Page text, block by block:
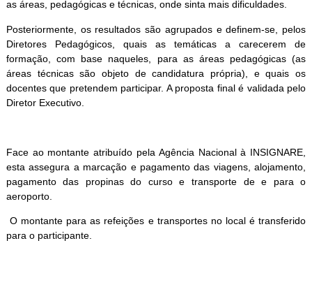
as áreas, pedagógicas e técnicas, onde sinta mais dificuldades.
Posteriormente, os resultados são agrupados e definem-se, pelos
Diretores Pedagógicos, quais as temáticas a carecerem de
formação, com base naqueles, para as áreas pedagógicas (as
áreas técnicas são objeto de candidatura própria), e quais os
docentes que pretendem participar. A proposta final é validada pelo
Diretor Executivo.
Face ao montante atribuído pela Agência Nacional à INSIGNARE,
esta assegura a marcação e pagamento das viagens, alojamento,
pagamento das propinas do curso e transporte de e para o
aeroporto.
O montante para as refeições e transportes no local é transferido
para o participante.